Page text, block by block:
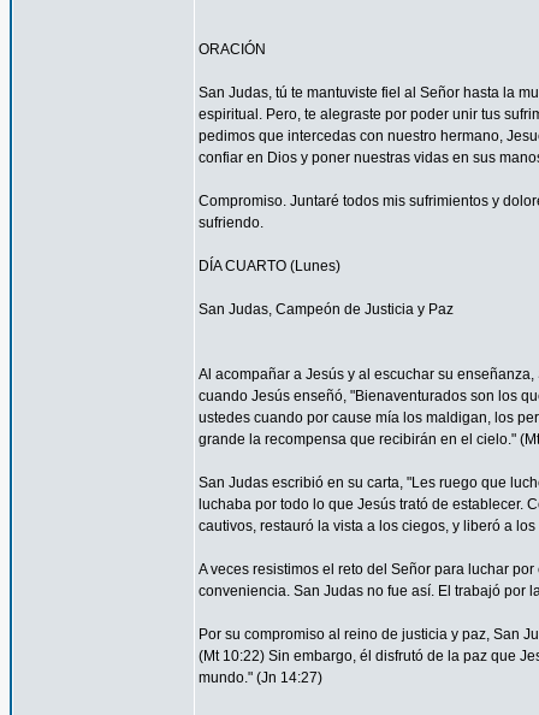
ORACIÓN
San Judas, tú te mantuviste fiel al Señor hasta la
espiritual. Pero, te alegraste por poder unir tus
pedimos que intercedas con nuestro hermano,
confiar en Dios y poner nuestras vidas en sus
Compromiso. Juntaré todos mis sufrimientos y
sufriendo.
DÍA CUARTO (Lunes)
San Judas, Campeón de Justicia y Paz
Al acompañar a Jesús y al escuchar su
cuando Jesús enseñó, "Bienaventurados son los
ustedes cuando por cause mía los maldigan, los
grande la recompensa que recibirán en el cielo."
San Judas escribió en su carta, "Les ruego que
luchaba por todo lo que Jesús trató de establecer.
cautivos, restauró la vista a los ciegos, y liberó a
A veces resistimos el reto del Señor para luchar
conveniencia. San Judas no fue así. El trabajó por
Por su compromiso al reino de justicia y paz, San
(Mt 10:22) Sin embargo, él disfrutó de la paz que
mundo." (Jn 14:27)